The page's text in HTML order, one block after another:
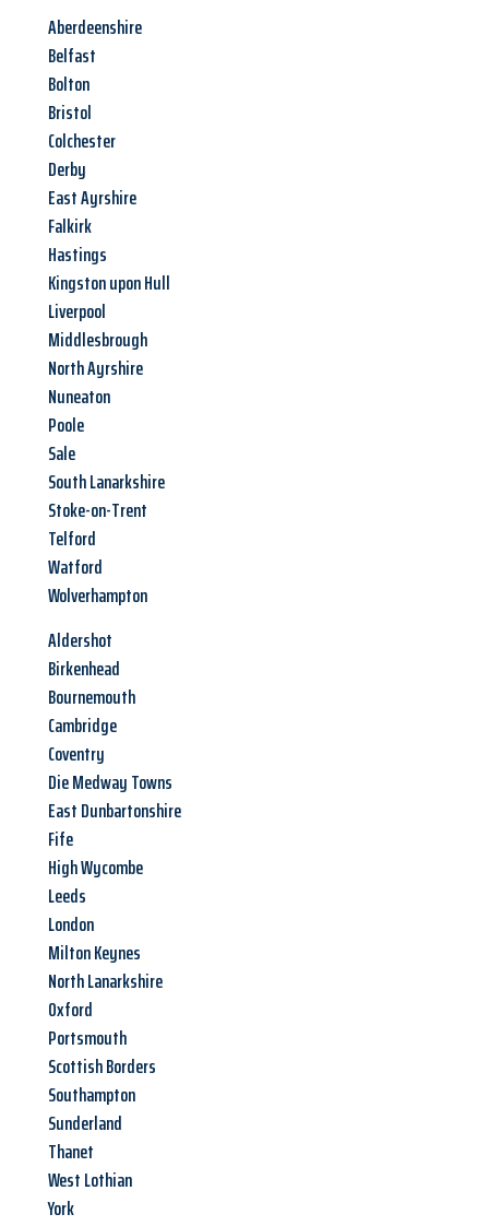
Aberdeenshire
Belfast
Bolton
Bristol
Colchester
Derby
East Ayrshire
Falkirk
Hastings
Kingston upon Hull
Liverpool
Middlesbrough
North Ayrshire
Nuneaton
Poole
Sale
South Lanarkshire
Stoke-on-Trent
Telford
Watford
Wolverhampton
Aldershot
Birkenhead
Bournemouth
Cambridge
Coventry
Die Medway Towns
East Dunbartonshire
Fife
High Wycombe
Leeds
London
Milton Keynes
North Lanarkshire
Oxford
Portsmouth
Scottish Borders
Southampton
Sunderland
Thanet
West Lothian
York